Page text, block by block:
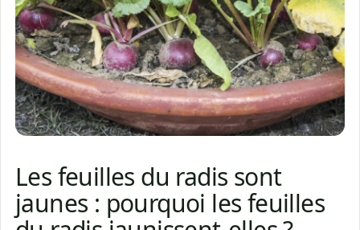
Les feuilles du radis sont
jaunes : pourquoi les feuilles